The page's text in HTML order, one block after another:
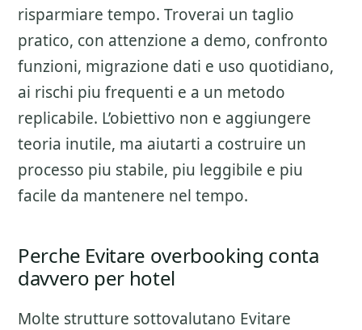
risparmiare tempo. Troverai un taglio
pratico, con attenzione a demo, confronto
funzioni, migrazione dati e uso quotidiano,
ai rischi piu frequenti e a un metodo
replicabile. L’obiettivo non e aggiungere
teoria inutile, ma aiutarti a costruire un
processo piu stabile, piu leggibile e piu
facile da mantenere nel tempo.
Perche Evitare overbooking conta
davvero per hotel
Molte strutture sottovalutano Evitare